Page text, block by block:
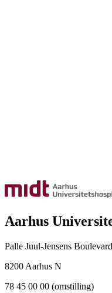
Aarhus
Palle Juul-Jensens
8200 Aarhus N
78 45 00 00 (omstilling)